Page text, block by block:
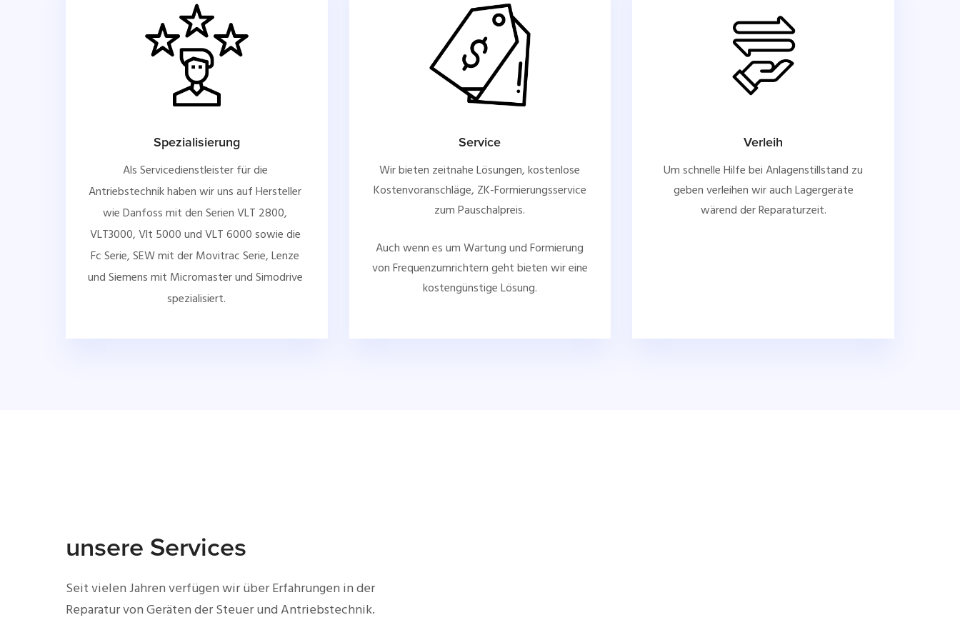
Spezialisierung
Als Servicedienstleister für die
Antriebstechnik haben wir uns auf Hersteller
wie Danfoss mit den Serien VLT 2800,
VLT3000, Vlt 5000 und VLT 6000 sowie die
Fc Serie, SEW mit der Movitrac Serie, Lenze
und Siemens mit Micromaster und Simodrive
spezialisiert.
Service
Wir bieten zeitnahe Lösungen, kostenlose
Kostenvoranschläge, ZK-Formierungsservice
zum Pauschalpreis.
Auch wenn es um Wartung und Formierung
von Frequenzumrichtern geht bieten wir eine
kostengünstige Lösung.
Verleih
Um schnelle Hilfe bei Anlagenstillstand zu
geben verleihen wir auch Lagergeräte
wärend der Reparaturzeit.
unsere Services
Seit vielen Jahren verfügen wir über Erfahrungen in der
Reparatur von Geräten der Steuer und Antriebstechnik.